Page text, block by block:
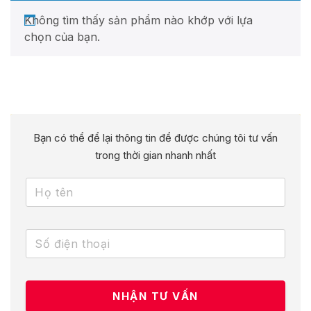
Không tìm thấy sản phẩm nào khớp với lựa
chọn của bạn.
Bạn có thể để lại thông tin để được chúng tôi tư vấn
trong thời gian nhanh nhất